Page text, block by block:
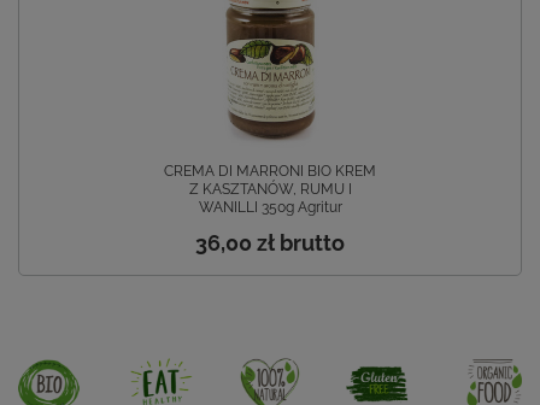
CREMA DI MARRONI BIO KREM
Z KASZTANÓW, RUMU I
WANILLI 350g Agritur
36,00 zł brutto